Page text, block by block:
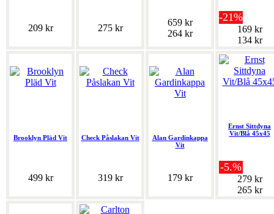
209 kr 275 kr
659 kr
264 kr
-21%
169 kr
134 kr
Brooklyn Pläd Vit
499 kr
Check Påslakan Vit
319 kr
Alan Gardinkappa
Vit
179 kr
Ernst Sittdyna
Vit/Blå 45x45
-5.%
279 kr
265 kr